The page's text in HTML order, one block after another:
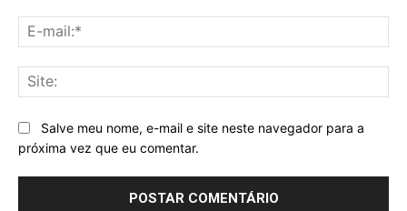
Salve meu nome, e-mail e site neste navegador para a
próxima vez que eu comentar.